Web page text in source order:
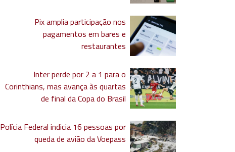
Pix amplia participação nos
pagamentos em bares e
restaurantes
Inter perde por 2 a 1 para o
Corinthians, mas avança às quartas
de final da Copa do Brasil
Polícia Federal indicia 16 pessoas por
queda de avião da Voepass